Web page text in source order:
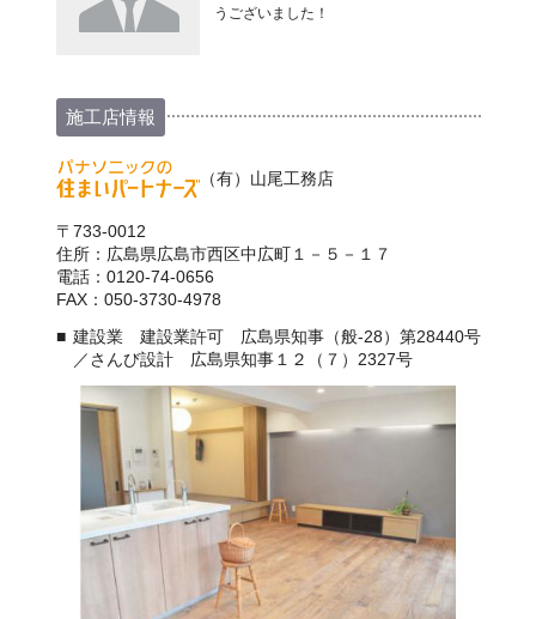
うございました！
施工店情報
（有）山尾工務店
〒733-0012
住所：広島県広島市西区中広町１－５－１７
電話：0120-74-0656
FAX：050-3730-4978
建設業 建設業許可 広島県知事（般-28）第28440号
／さんび設計 広島県知事１２（７）2327号